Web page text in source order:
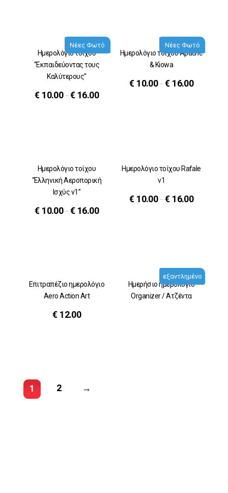
Νέες Φωτό
Ημερολόγιο τοίχου
“Εκπαιδεύοντας τους
Καλύτερους”
€ 10.00–€ 16.00
Νέες Φωτό
Ημερολόγιο τοίχου Apache
& Kiowa
€ 10.00–€ 16.00
Ημερολόγιο τοίχου
“Ελληνική Αεροπορική
Ισχύς v1”
€ 10.00–€ 16.00
Ημερολόγιο τοίχου Rafale
v1
€ 10.00–€ 16.00
Επιτραπέζιο ημερολόγιο
Aero Action Art
€ 12.00
εξαντλημένο
Ημερήσιο ημερολόγιο
Organizer / Ατζέντα
1 2 →